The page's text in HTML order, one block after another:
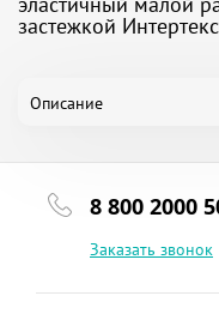
застежкой
Описание
8 800 2000
Заказать звонок